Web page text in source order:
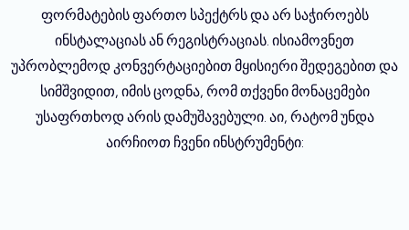
ფორმატების ფართო სპექტრს და არ საჭიროებს
ინსტალაციას ან რეგისტრაციას. ისიამოვნეთ
უპრობლემოდ კონვერტაციებით მყისიერი შედეგებით და
სიმშვიდით, იმის ცოდნა, რომ თქვენი მონაცემები
უსაფრთხოდ არის დამუშავებული. აი, რატომ უნდა
აირჩიოთ ჩვენი ინსტრუმენტი: